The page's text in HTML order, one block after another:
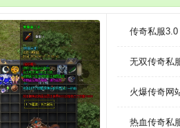
经验值。
传奇私服
无双传奇私
火爆传奇网
热血传奇私